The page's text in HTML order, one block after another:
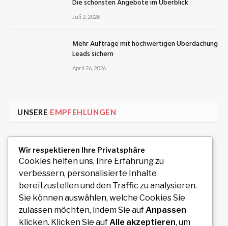
Die schönsten Angebote im Überblick
Juli 2, 2026
Mehr Aufträge mit hochwertigen Überdachung
Leads sichern
April 26, 2026
UNSERE EMPFEHLUNGEN
Mobile Wellness
August 7, 2026
Auto Anmeldung einfach online durchführen
und sofort legal losfahren
August 7, 2026
Wir respektieren Ihre Privatsphäre
Cookies helfen uns, Ihre Erfahrung zu
verbessern, personalisierte Inhalte
bereitzustellen und den Traffic zu analysieren.
Sie können auswählen, welche Cookies Sie
zulassen möchten, indem Sie aufAnpassen
klicken. Klicken Sie aufAlle akzeptieren, um